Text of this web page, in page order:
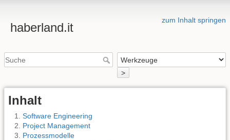
zum Inhalt springen
haberland.it
>
Inhalt
Software Engineering
Project Management
Prozessmodelle